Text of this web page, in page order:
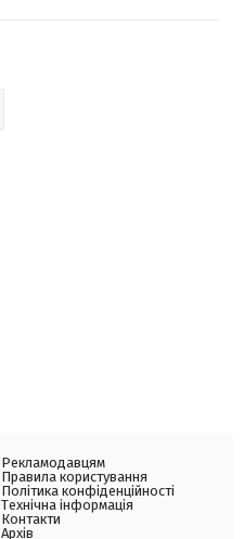
Рекламодавцям
Правила користування
Політика конфіденційності
Технічна інформація
Контакти
Архів